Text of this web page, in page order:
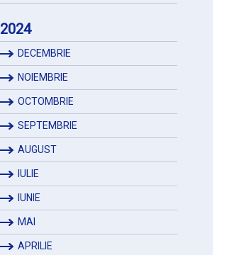
2024
DECEMBRIE
NOIEMBRIE
OCTOMBRIE
SEPTEMBRIE
AUGUST
IULIE
IUNIE
MAI
APRILIE